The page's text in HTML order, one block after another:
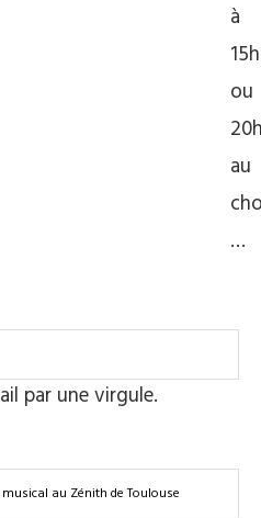
à
15h
ou
au
…
par une virgule.